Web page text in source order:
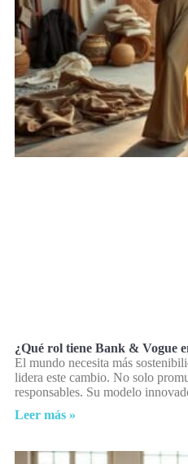
¿Qué rol tiene Bank & Vogue
El mundo necesita más
lidera este cambio. No solo
responsables. Su modelo
Leer más »